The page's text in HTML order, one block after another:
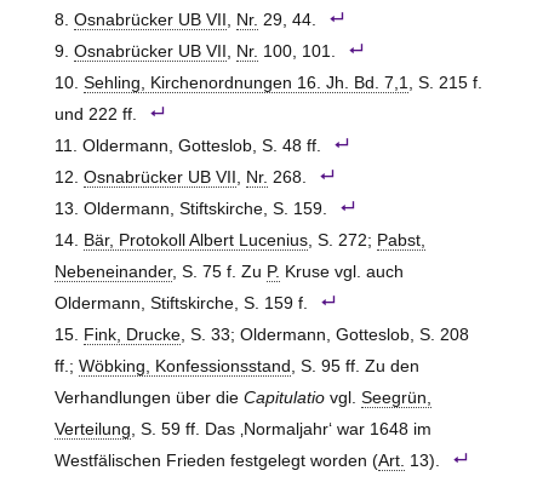
Osnabrücker UB VII , Nr. 29, 44.
Osnabrücker UB VII , Nr. 100, 101.
Sehling, Kirchenordnungen 16. Jh. Bd. 7,1, S. 215 f.
und 222 ff.
Oldermann, Gotteslob, S. 48 ff.
Osnabrücker UB VII , Nr. 268.
Oldermann, Stiftskirche, S. 159.
Bär, Protokoll Albert Lucenius, S. 272; Pabst,
Nebeneinander, S. 75 f. Zu P. Kruse vgl. auch
Oldermann, Stiftskirche, S. 159 f.
Fink, Drucke, S. 33; Oldermann, Gotteslob, S. 208
ff.; Wöbking, Konfessionsstand , S. 95 ff. Zu den
Verhandlungen über die Capitulatiovgl. Seegrün,
Verteilung, S. 59 ff. Das ‚Normaljahr‘ war 1648 im
Westfälischen Frieden festgelegt worden (Art. 13).